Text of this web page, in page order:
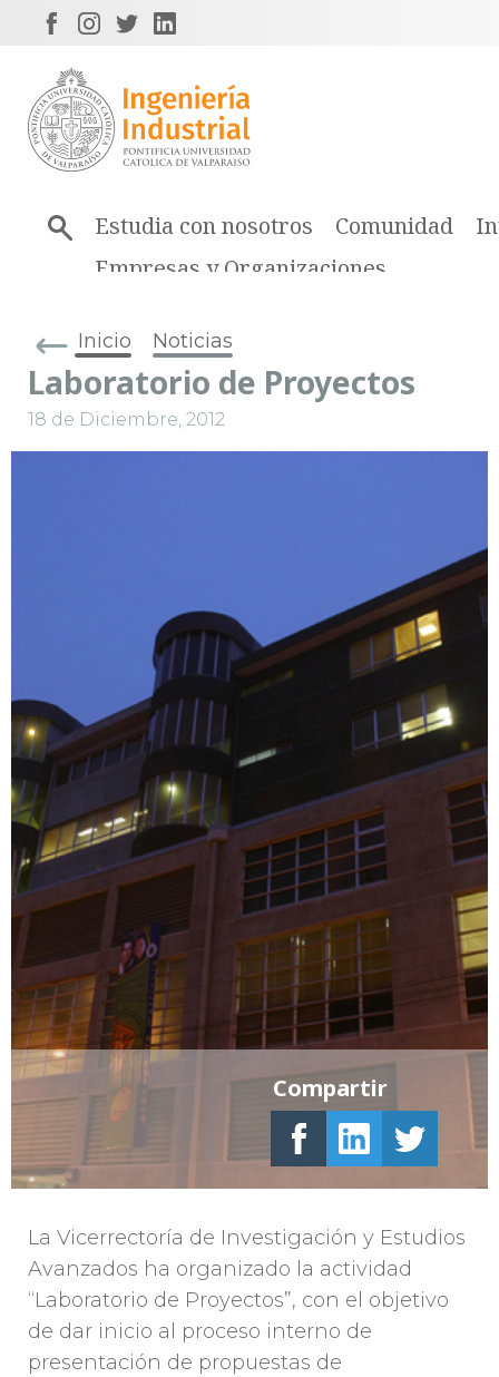
Estudia con nosotros Comunidad
Empresas y Organizaciones
Inicio Noticias
Laboratorio de Proyectos
18 de Diciembre, 2012
La Vicerrectoría de Investigación y Estudios
Avanzados ha organizado la actividad
“Laboratorio de Proyectos”, con el objetivo
de dar inicio al proceso interno de
presentación de propuestas de
Compartir